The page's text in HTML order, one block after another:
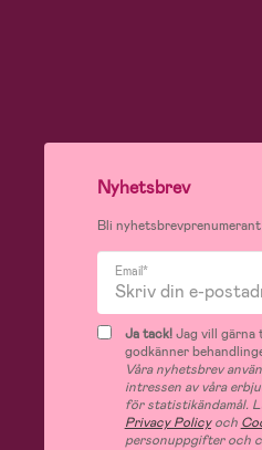
Nyhetsbrev
Bli
Email*
Ja tack!Jag vill gärna
godkänner
Våra nyhetsbrev
intressen av våra
för statistikändamål.
Privacy Policyoch
personuppgifter och